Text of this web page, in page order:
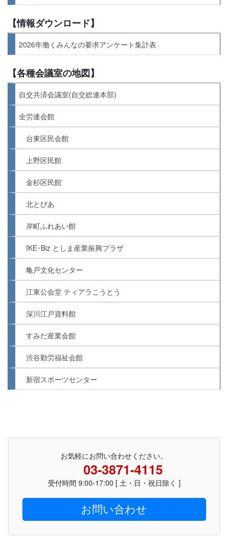
【情報ダウンロード】
2026年働くみんなの要求アンケート集計表
【各種会議室の地図】
自交共済会議室(自交総連本部)
全労連会館
台東区民会館
上野区民館
金杉区民館
北とぴあ
岸町ふれあい館
IKE･Biz としま産業振興プラザ
亀戸文化センター
江東公会堂 ティアラこうとう
深川江戸資料館
すみだ産業会館
渋谷勤労福祉会館
新宿スポーツセンター
お気軽にお問い合わせください。
03-3871-4115
受付時間 9:00-17:00 [ 土・日・祝日除く ]
お問い合わせ